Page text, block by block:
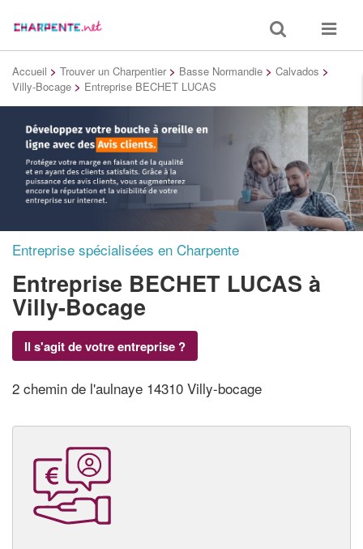
Toggle
search
Toggle
Accueil > Trouver un Charpentier > Basse Normandie > Calvados >
Villy-Bocage > Entreprise BECHET LUCAS
Entreprise spécialisées en Charpente
Entreprise BECHET LUCAS à
Villy-Bocage
Il s'agit de votre entreprise ?
2 chemin de l'aulnaye 14310 Villy-bocage